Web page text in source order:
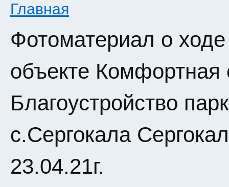
Вы здесь
Главная
Фотоматериал о
объекте Комфортная
Благоустройство
с.Сергокала
23.04.21г.